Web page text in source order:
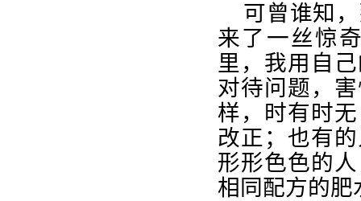
可曾谁知
来了一丝惊
里，我用自
对待问题，
样，时有时
改正；也有
形形色色的
相同配方的